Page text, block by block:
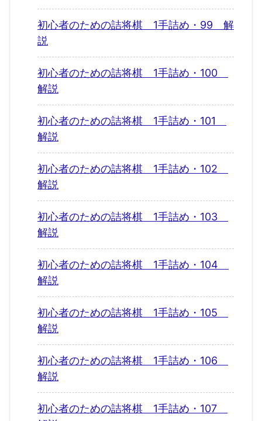
初心者のための詰将棋 1手詰め・99 解
説
初心者のための詰将棋 1手詰め・100
解説
初心者のための詰将棋 1手詰め・101
解説
初心者のための詰将棋 1手詰め・102
解説
初心者のための詰将棋 1手詰め・103
解説
初心者のための詰将棋 1手詰め・104
解説
初心者のための詰将棋 1手詰め・105
解説
初心者のための詰将棋 1手詰め・106
解説
初心者のための詰将棋 1手詰め・107